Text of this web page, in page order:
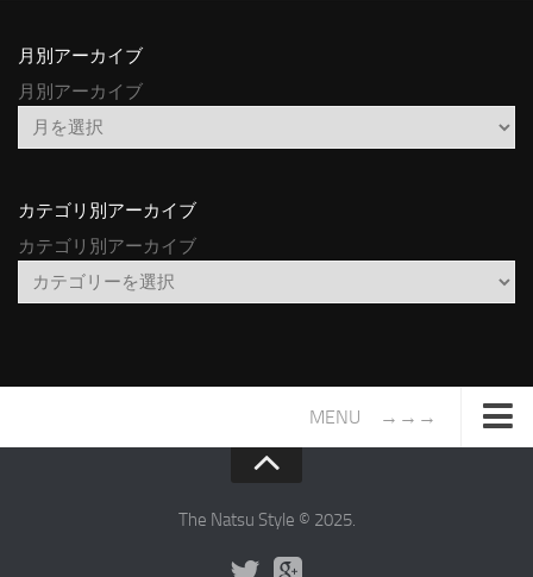
月別アーカイブ
月別アーカイブ
カテゴリ別アーカイブ
カテゴリ別アーカイブ
MENU →→→
The Natsu Style © 2025.